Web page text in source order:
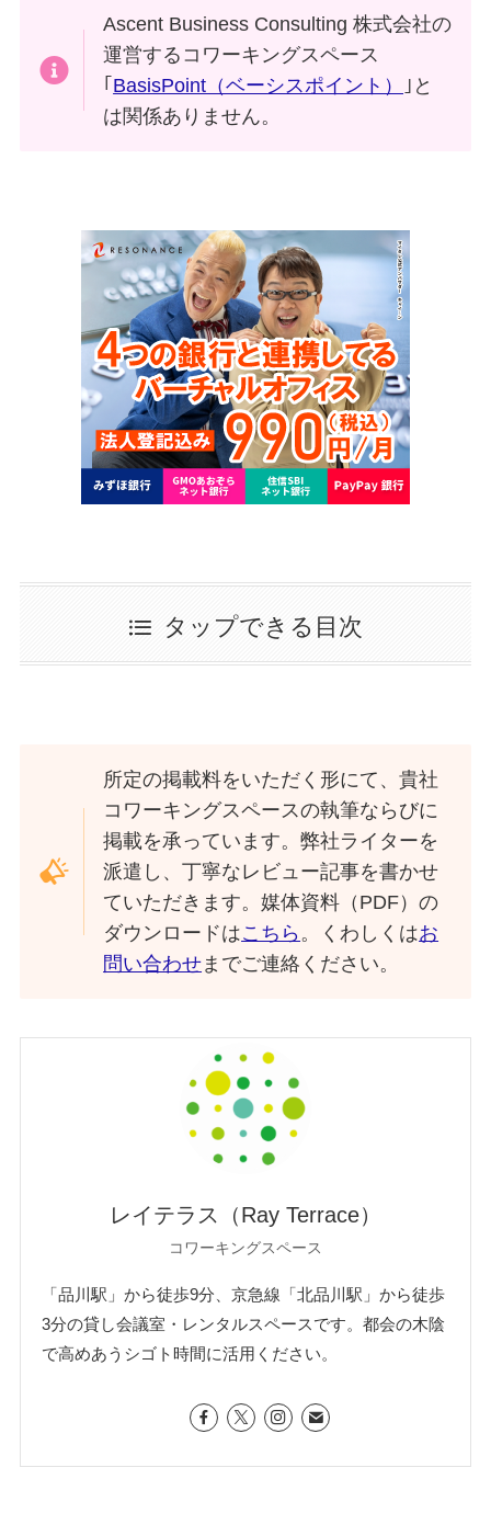
Ascent Business Consulting 株式会社の
運営するコワーキングスペース
｢ BasisPoint（ベーシスポイント）
｣と
は関係ありません。
タップできる目次
所定の掲載料をいただく形にて、貴社
コワーキングスペースの執筆ならびに
掲載を承っています。弊社ライターを
派遣し、丁寧なレビュー記事を書かせ
ていただきます。媒体資料（PDF）の
ダウンロードはこちら 。くわしくはお
問い合わせ までご連絡ください。
レイテラス（Ray Terrace）
コワーキングスペース
「品川駅」から徒歩9分、京急線「北品川駅」から徒歩
3分の貸し会議室・レンタルスペースです。都会の木陰
で高めあうシゴト時間に活用ください。